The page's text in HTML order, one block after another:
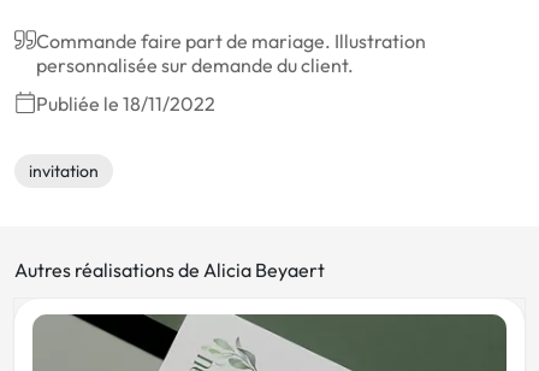
Commande faire part de mariage. Illustration
personnalisée sur demande du client.
Publiée le 18/11/2022
invitation
Autres réalisations de Alicia Beyaert